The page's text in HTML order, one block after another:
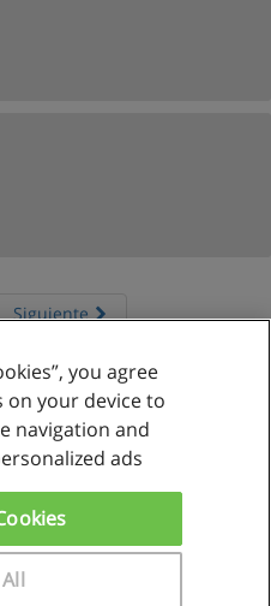
Siguiente
de uso
Educaedu
you agree
your device to
navigation and
ads